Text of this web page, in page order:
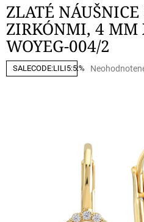
ZLATÉ
ZIRKÓNMI, 4
WOYEG-004/2
SALECODE:LILI5:5:%
Priemerné
hviezdičiek.